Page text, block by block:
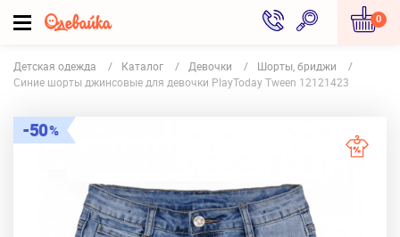
0
Детская одежда Каталог Девочки
Шорты, бриджи
Синие шорты джинсовые для девочки PlayToday Tween 12121423
50